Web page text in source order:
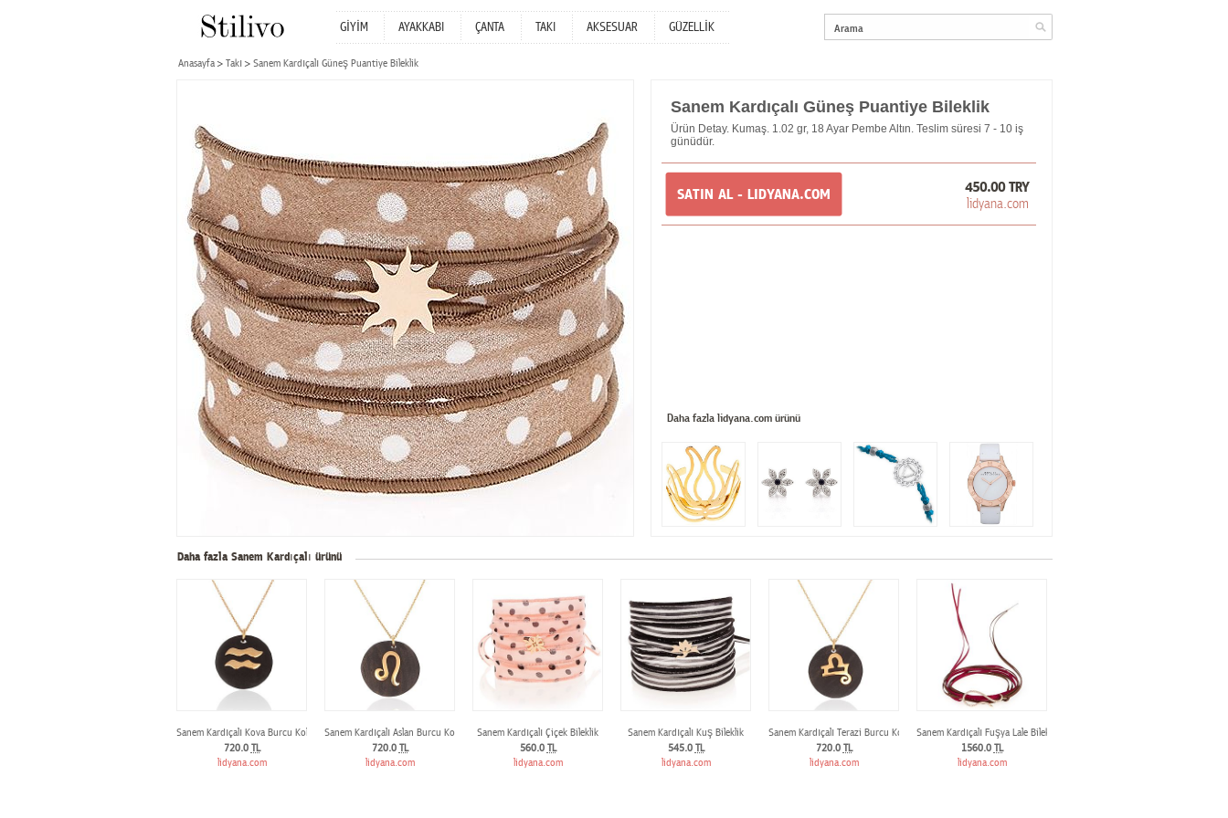
GİYİM AYAKKABI ÇANTA TAKI AKSESUAR GÜZELLİK
Anasayfa Takı Sanem Kardıçalı Güneş Puantiye Bileklik
Sanem Kardıçalı Güneş Puantiye Bileklik
Ürün Detay. Kumaş. 1.02 gr, 18 Ayar Pembe Altın. Teslim süresi 7 - 10 iş
günüdür.
SATIN AL - LIDYANA.COM 450.00 TRY
lidyana.com
Daha fazla lidyana.com ürünü
Daha fazla Sanem Kardıçalı ürünü
Sanem Kardıçalı Kova Burcu Kolye
720.0 TL
lidyana.com
Sanem Kardıçalı Aslan Burcu Kolye
720.0 TL
lidyana.com
Sanem Kardıçalı Çiçek Bileklik
560.0 TL
lidyana.com
Sanem Kardıçalı Kuş Bileklik
545.0 TL
lidyana.com
Sanem Kardıçalı Terazi Burcu Kolye
720.0 TL
lidyana.com
Sanem Kardıçalı Fuşya Lale Bileklik
1560.0 TL
lidyana.com